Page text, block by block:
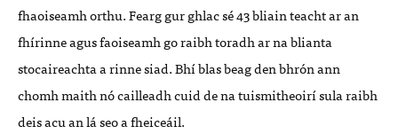
fhaoiseamh orthu. Fearg gur ghlac sé 43 bliain teacht ar an
fhírinne agus faoiseamh go raibh toradh ar na blianta
stocaireachta a rinne siad. Bhí blas beag den bhrón ann
chomh maith nó cailleadh cuid de na tuismitheoirí sula raibh
deis acu an lá seo a fheiceáil.